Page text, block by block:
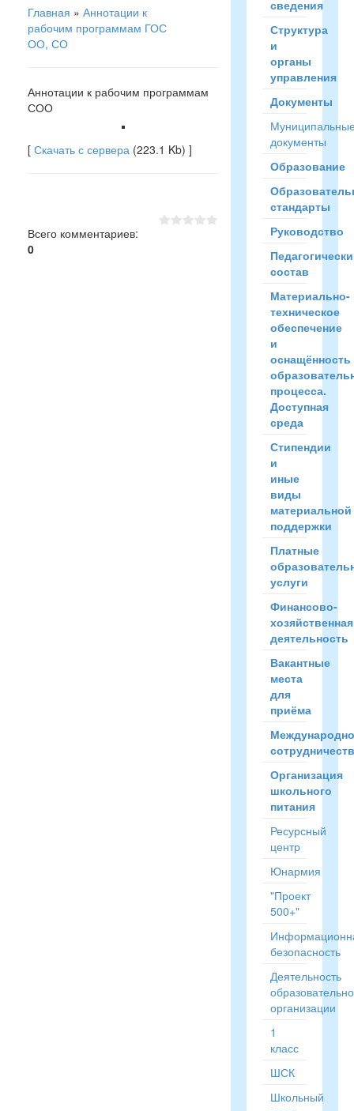
Главная » Аннотации к
рабочим программам ГОС
ОО, СО
Аннотации к рабочим программам
СОО
[ Скачать с сервера (223.1 Kb) ]
Всего комментариев:
0
сведения
Структура
и
органы
управления
Документы
документы
Образование
стандарты
Руководство
состав
Материально-
техническое
обеспечение
и
оснащённость
процесса.
Доступная
среда
Стипендии
и
иные
виды
материальной
поддержки
Платные
услуги
Финансово-
хозяйственная
деятельность
Вакантные
места
для
приёма
Организация
школьного
питания
Ресурсный
центр
Юнармия
"Проект
500+"
безопасность
Деятельность
организации
1
класс
ШСК
Школьный